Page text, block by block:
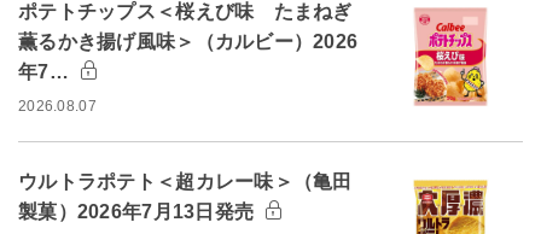
ポテトチップス＜桜えび味 たまねぎ
薫るかき揚げ風味＞（カルビー）2026
年7…
2026.08.07
ウルトラポテト＜超カレー味＞（亀田
製菓）2026年7月13日発売